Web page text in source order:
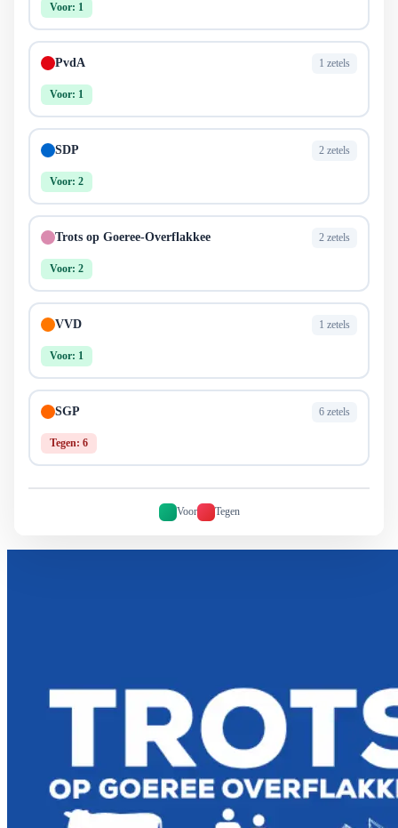
Voor: 1
PvdA 1 zetels
Voor: 1
SDP 2 zetels
Voor: 2
Trots op Goeree-Overflakkee 2 zetels
Voor: 2
VVD 1 zetels
Voor: 1
SGP 6 zetels
Tegen: 6
Voor Tegen